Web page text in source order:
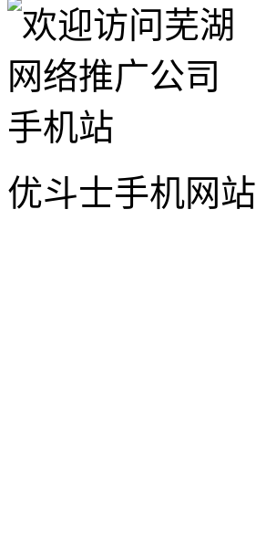
优斗士手机网站